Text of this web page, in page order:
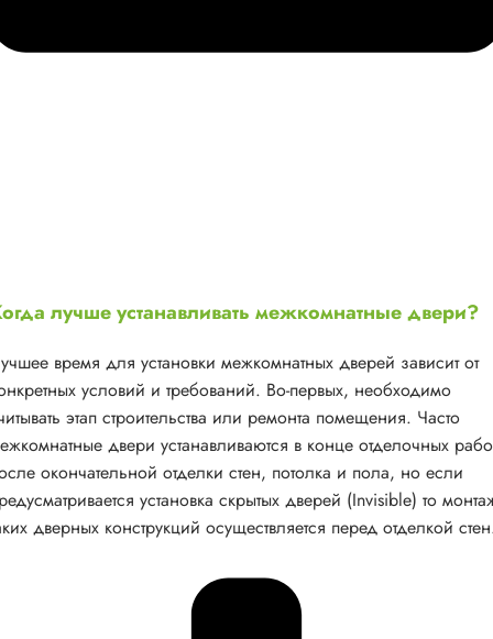
лучше устанавливать межкомнатные двери?
время для установки межкомнатных дверей зависит от
условий и требований. Во-первых, необходимо
этап строительства или ремонта помещения. Часто
двери устанавливаются в конце отделочных
окончательной отделки стен, потолка и пола, но если
установка скрытых дверей (Invisible) то
дверных конструкций осуществляется перед отделкой